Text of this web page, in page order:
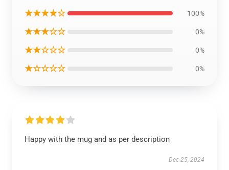
★★★★☆ 100%
★★★☆☆ 0%
★★☆☆☆ 0%
★☆☆☆☆ 0%
Happy with the mug and as per description
Dec 25, 2024